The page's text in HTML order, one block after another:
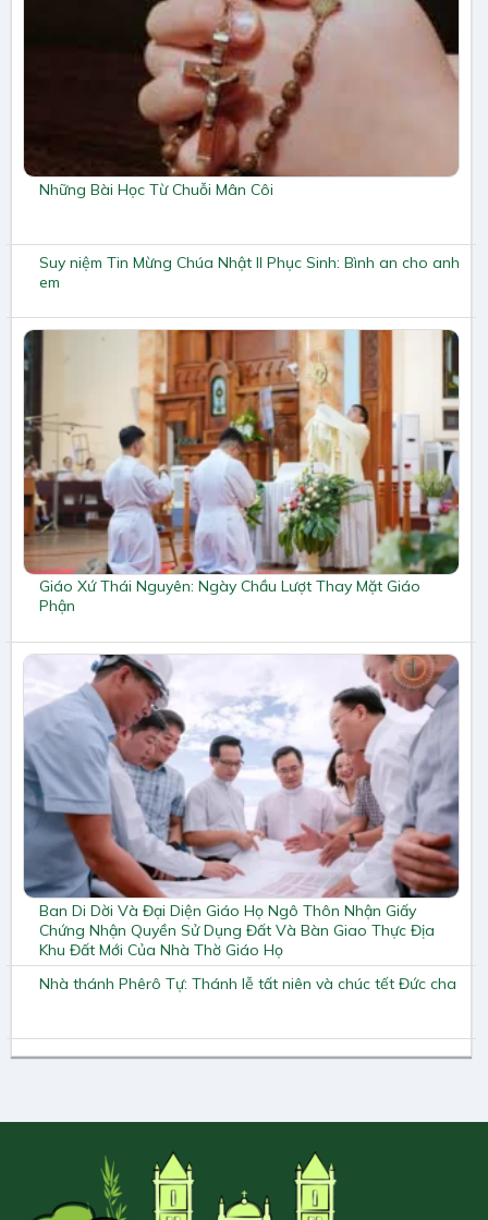
Những Bài Học Từ Chuỗi Mân Côi
Suy niệm Tin Mừng Chúa Nhật II Phục Sinh: Bình an cho anh
em
Giáo Xứ Thái Nguyên: Ngày Chầu Lượt Thay Mặt Giáo
Phận
Ban Di Dời Và Đại Diện Giáo Họ Ngô Thôn Nhận Giấy
Chứng Nhận Quyền Sử Dụng Đất Và Bàn Giao Thực Địa
Khu Đất Mới Của Nhà Thờ Giáo Họ
Nhà thánh Phêrô Tự: Thánh lễ tất niên và chúc tết Đức cha